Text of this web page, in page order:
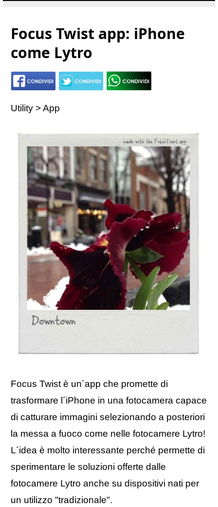
Focus Twist app: iPhone
come Lytro
Utility > App
Focus Twist è un´app che promette di
trasformare l´iPhone in una fotocamera capace
di catturare immagini selezionando a posteriori
la messa a fuoco come nelle fotocamere Lytro!
L´idea è molto interessante perché permette di
sperimentare le soluzioni offerte dalle
fotocamere Lytro anche su dispositivi nati per
un utilizzo "tradizionale".